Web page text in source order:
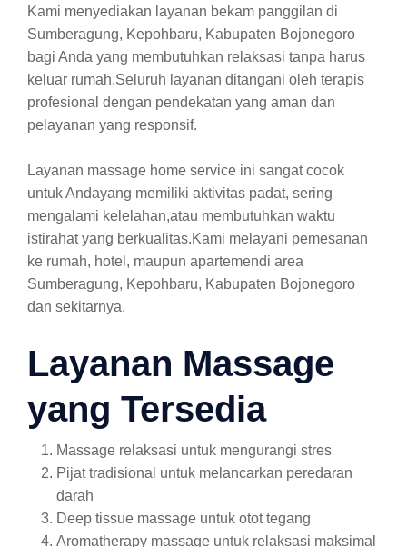
Kami menyediakan layanan bekam panggilan di
Sumberagung, Kepohbaru, Kabupaten Bojonegoro
bagi Anda yang membutuhkan relaksasi tanpa harus
keluar rumah.Seluruh layanan ditangani oleh terapis
profesional dengan pendekatan yang aman dan
pelayanan yang responsif.
Layanan massage home service ini sangat cocok
untuk Andayang memiliki aktivitas padat, sering
mengalami kelelahan,atau membutuhkan waktu
istirahat yang berkualitas.Kami melayani pemesanan
ke rumah, hotel, maupun apartemendi area
Sumberagung, Kepohbaru, Kabupaten Bojonegoro
dan sekitarnya.
Layanan Massage
yang Tersedia
Massage relaksasi untuk mengurangi stres
Pijat tradisional untuk melancarkan peredaran
darah
Deep tissue massage untuk otot tegang
Aromatherapy massage untuk relaksasi maksimal